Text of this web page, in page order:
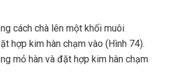
cách chà lên một khối muôi
hợp kim hàn chạm vào (Hình 74).
mỏ hàn và đặt hợp kim hàn chạm